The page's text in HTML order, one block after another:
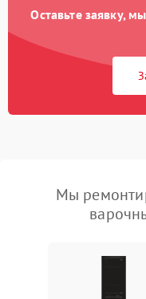
Оставьте заявку,
Мы